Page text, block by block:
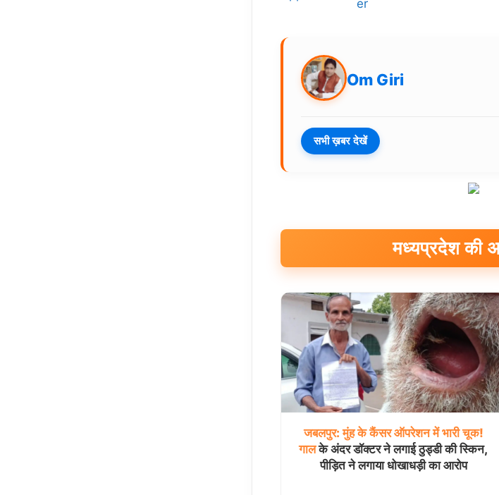
Om Giri
सभी ख़बर देखें
मध्यप्रदेश की
जबलपुर: मुंह के कैंसर ऑपरेशन में भारी चूक!
गालके अंदर डॉक्टर ने लगाई ठुड्डी की स्किन,
पीड़ित ने लगाया धोखाधड़ी का आरोप